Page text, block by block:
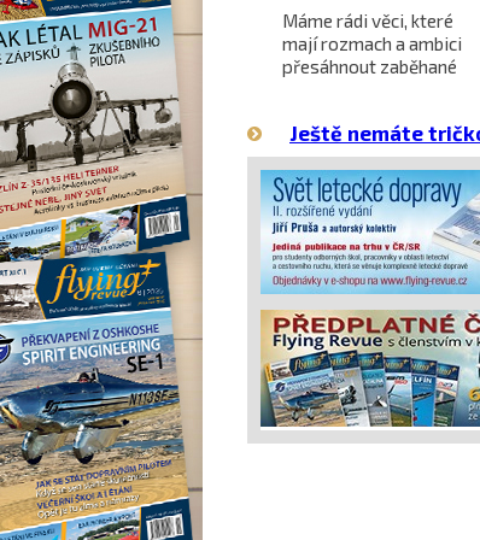
Projekt nadzvukového
letounu X-59 QueSST
směřuje k prvnímu letu
Máme rádi věci, které
mají rozmach a ambici
přesáhnout zaběhané
Ještě nemáte